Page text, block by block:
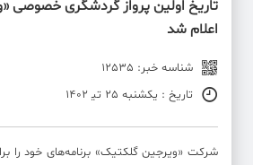
تاریخ اولین پرواز گردشگری خصوصی
اعلام شد
شناسه خبر: 12535
تاریخ : یکشنبه 25 تی‍ 1402
شرکت «ویرجین گلکتیک» برنامه‌های خود را